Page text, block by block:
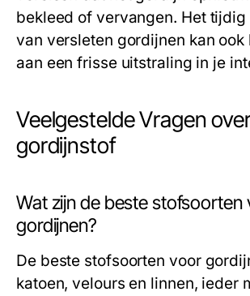
bekleed of vervangen. Het
van versleten gordijnen kan ook
aan een frisse uitstraling in je
Veelgestelde Vragen
gordijnstof
Wat zijn de beste stofsoorten
gordijnen?
De beste stofsoorten voor
katoen, velours en linnen, ieder